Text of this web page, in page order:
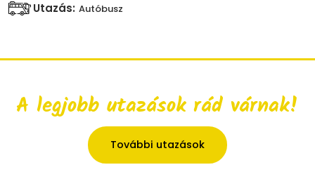
Utazás: Autóbusz
A legjobb utazások rád várnak!
További utazások